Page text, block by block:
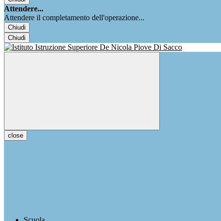
Attendere...
Attendere il completamento dell'operazione...
Chiudi
Chiudi
close